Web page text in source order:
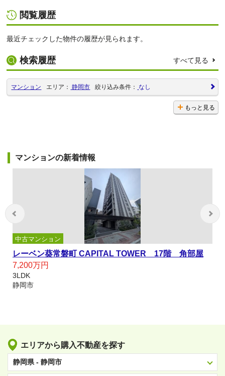
閲覧履歴
最近チェックした物件の履歴が見られます。
検索履歴
マンション エリア： 静岡市 絞り込み条件： なし
もっと見る
すべて見る
マンションの新着情報
屋
中古マンション
エンブル・シティ鷹匠 4階3LDK【リフォーム中9
旬完成予定】
エリアから購入不動産を探す
静岡県 - 静岡市